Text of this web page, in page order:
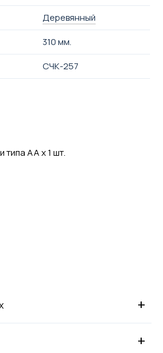
Деревянный
310 мм.
СЧК-257
типа АА х 1 шт.
+
+